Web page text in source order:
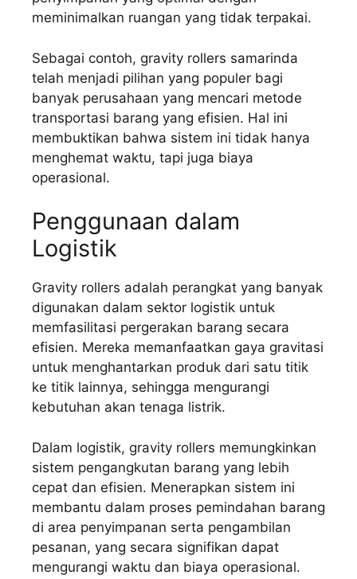
meminimalkan ruangan yang tidak terpakai.
Sebagai contoh, gravity rollers samarinda
telah menjadi pilihan yang populer bagi
banyak perusahaan yang mencari metode
transportasi barang yang efisien. Hal ini
membuktikan bahwa sistem ini tidak hanya
menghemat waktu, tapi juga biaya
operasional.
Penggunaan dalam
Logistik
Gravity rollers adalah perangkat yang banyak
digunakan dalam sektor logistik untuk
memfasilitasi pergerakan barang secara
efisien. Mereka memanfaatkan gaya gravitasi
untuk menghantarkan produk dari satu titik
ke titik lainnya, sehingga mengurangi
kebutuhan akan tenaga listrik.
Dalam logistik, gravity rollers memungkinkan
sistem pengangkutan barang yang lebih
cepat dan efisien. Menerapkan sistem ini
membantu dalam proses pemindahan barang
di area penyimpanan serta pengambilan
pesanan, yang secara signifikan dapat
mengurangi waktu dan biaya operasional.